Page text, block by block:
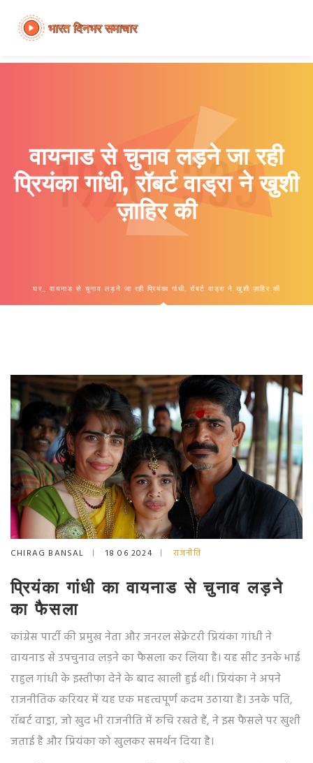
वायनाड से चुनाव लड़ने जा रही
प्रियंका गांधी, रॉबर्ट वाड्रा ने खुशी
ज़ाहिर की
घर वायनाड से चुनाव लड़ने जा रही प्रियंका गांधी, रॉबर्ट वाड्रा ने खुशी ज़ाहिर की
CHIRAG BANSAL 18 06 2024 राजनीति
प्रियंका गांधी का वायनाड से चुनाव लड़ने
का फैसला
कांग्रेस पार्टी की प्रमुख नेता और जनरल सेक्रेटरी प्रियंका गांधी ने
वायनाड से उपचुनाव लड़ने का फैसला कर लिया है। यह सीट उनके भाई
राहुल गांधी के इस्तीफा देने के बाद खाली हुई थी। प्रियंका ने अपने
राजनीतिक करियर में यह एक महत्वपूर्ण कदम उठाया है। उनके पति,
रॉबर्ट वाड्रा, जो खुद भी राजनीति में रुचि रखते हैं, ने इस फैसले पर खुशी
जताई है और प्रियंका को खुलकर समर्थन दिया है।